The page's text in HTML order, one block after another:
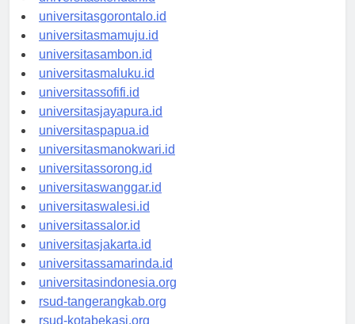
universitaskendari.id
universitasgorontalo.id
universitasmamuju.id
universitasambon.id
universitasmaluku.id
universitassofifi.id
universitasjayapura.id
universitaspapua.id
universitasmanokwari.id
universitassorong.id
universitaswanggar.id
universitaswalesi.id
universitassalor.id
universitasjakarta.id
universitassamarinda.id
universitasindonesia.org
rsud-tangerangkab.org